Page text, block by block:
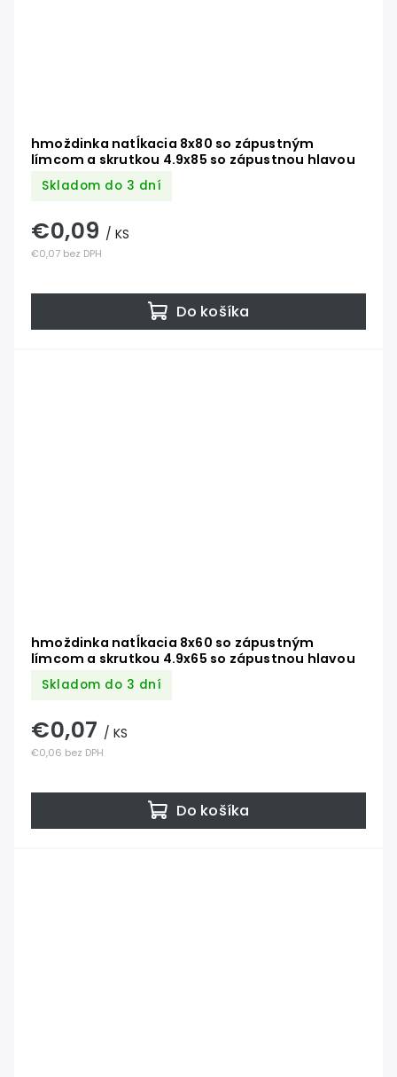
hmoždinka natĺkacia 8x80 so zápustným
límcom a skrutkou 4.9x85 so zápustnou hlavou
Skladom do 3 dní
€0,07 bez DPH
€0,09 / KS
Do košíka
hmoždinka natĺkacia 8x60 so zápustným
límcom a skrutkou 4.9x65 so zápustnou hlavou
Skladom do 3 dní
€0,06 bez DPH
€0,07 / KS
Do košíka